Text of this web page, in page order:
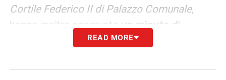
Cortile Federico II di Palazzo Comunale,
hanno inoltre osservato
un minuto di
in memoria dell’ex attaccante della
una messa in suffragio nella parrocchia
READ MORE